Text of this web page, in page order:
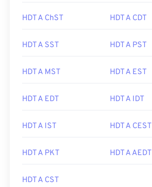
HDT A ChST HDT A CDT
HDT A SST HDT A PST
HDT A MST HDT A EST
HDT A EDT HDT A IDT
HDT A IST HDT A CEST
HDT A PKT HDT A AEDT
HDT A CST